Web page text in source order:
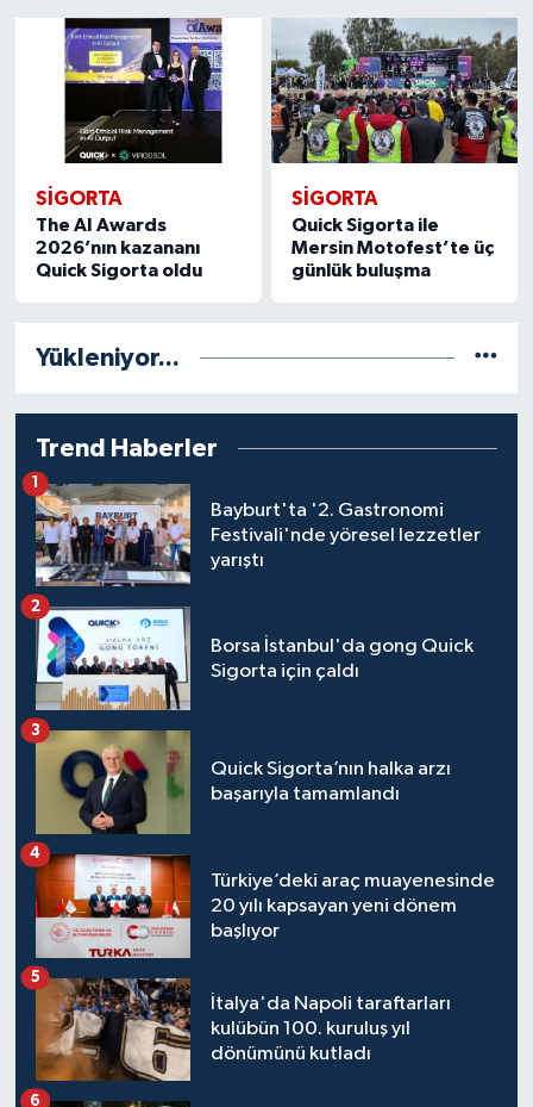
SIGORTA
The AI Awards
2026’nın kazananı
Quick Sigorta oldu
SIGORTA
Quick Sigorta ile
Mersin Motofest’te üç
günlük buluşma
Yükleniyor...
Trend Haberler
Bayburt'ta '2. Gastronomi
Festivali'nde yöresel lezzetler
yarıştı
1
Borsa İstanbul'da gong Quick
Sigorta için çaldı
2
Quick Sigorta’nın halka arzı
başarıyla tamamlandı
3
Türkiye’deki araç muayenesinde
20 yılı kapsayan yeni dönem
başlıyor
4
İtalya'da Napoli taraftarları
kulübün 100. kuruluş yıl
dönümünü kutladı
5
6